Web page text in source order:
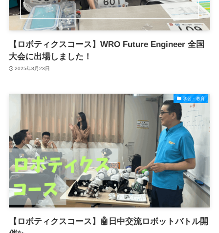
【ロボティクスコース】WRO Future Engineer 全国
大会に出場しました！
2025年8月23日
学習・教育
【ロボティクスコース】🤖日中交流ロボットバトル開